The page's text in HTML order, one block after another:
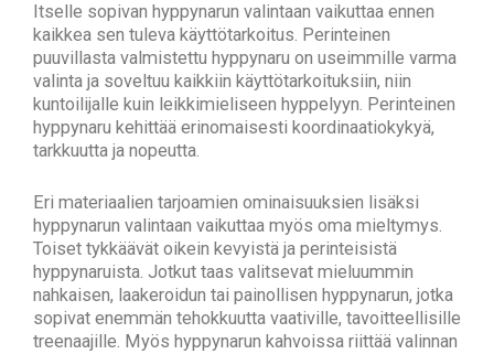
Itselle sopivan hyppynarun valintaan vaikuttaa ennen
kaikkea sen tuleva käyttötarkoitus. Perinteinen
puuvillasta valmistettu hyppynaru on useimmille varma
valinta ja soveltuu kaikkiin käyttötarkoituksiin, niin
kuntoilijalle kuin leikkimieliseen hyppelyyn. Perinteinen
hyppynaru kehittää erinomaisesti koordinaatiokykyä,
tarkkuutta ja nopeutta.
Eri materiaalien tarjoamien ominaisuuksien lisäksi
hyppynarun valintaan vaikuttaa myös oma mieltymys.
Toiset tykkäävät oikein kevyistä ja perinteisistä
hyppynaruista. Jotkut taas valitsevat mieluummin
nahkaisen, laakeroidun tai painollisen hyppynarun, jotka
sopivat enemmän tehokkuutta vaativille, tavoitteellisille
treenaajille. Myös hyppynarun kahvoissa riittää valinnan